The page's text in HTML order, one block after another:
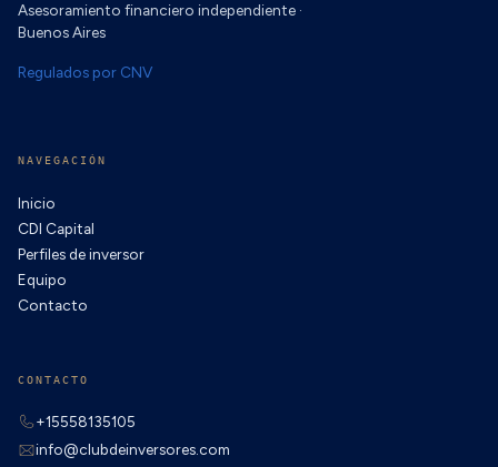
Asesoramiento financiero independiente ·
Buenos Aires
Regulados por CNV
NAVEGACIÓN
Inicio
CDI Capital
Perfiles de inversor
Equipo
Contacto
CONTACTO
+15558135105
info@clubdeinversores.com